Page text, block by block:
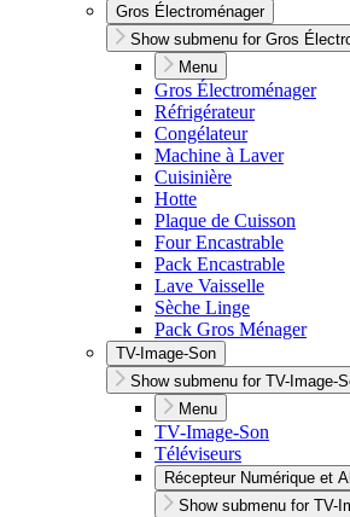
Gros Électroménager
Show submenu for Gros
Menu
Gros Électroménager
Réfrigérateur
Congélateur
Machine à Laver
Cuisinière
Hotte
Plaque de Cuisson
Four Encastrable
Pack Encastrable
Lave Vaisselle
Sèche Linge
Pack Gros Ménager
TV-Image-Son
Show submenu for TV-Image-
Menu
TV-Image-Son
Téléviseurs
Récepteur Numérique et
Show submenu for TV-